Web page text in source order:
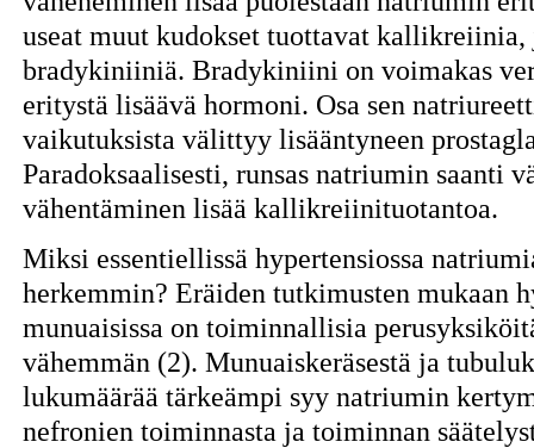
useat muut kudokset tuottavat
bradykiniiniä. Bradykiniini on voimakas
eritystä lisäävä hormoni. Osa sen
vaikutuksista välittyy lisääntyneen
Paradoksaalisesti, runsas natriumin saanti
vähentäminen lisää kallikreiinituotantoa.
Miksi essentiellissä hypertensiossa
herkemmin? Eräiden tutkimusten mukaan
munuaisissa on toiminnallisia
vähemmän (2). Munuaiskeräsestä ja
lukumäärää tärkeämpi syy natriumin
nefronien toiminnasta ja toiminnan